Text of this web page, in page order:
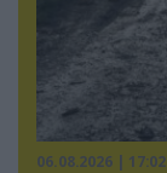
06.08.2026 | 17:02